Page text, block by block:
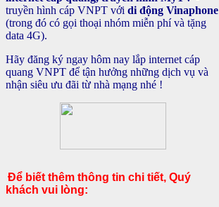
truyền hình cáp VNPT với di động Vinaphone
(trong đó có gọi thoại nhóm miễn phí và tặng
data 4G).
Hãy đăng ký ngay hôm nay lắp internet cáp
quang VNPT để tận hưởng những dịch vụ và
nhận siêu ưu đãi từ nhà mạng nhé !
Để biết thêm thông tin chi tiết, Quý
khách vui lòng: